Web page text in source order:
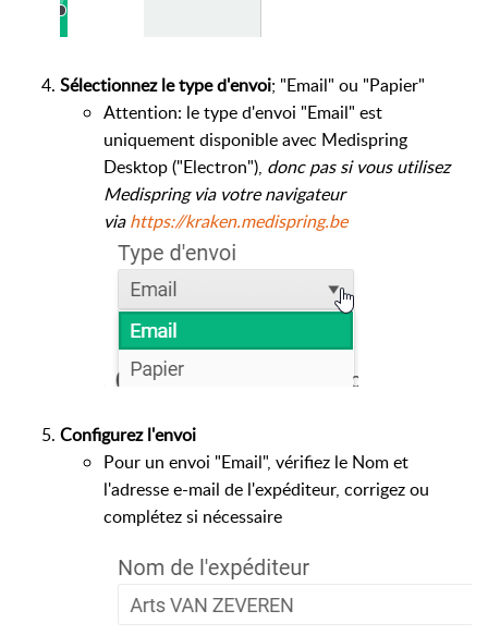
Sélectionnez le type d'envoi; "Email" ou "Papier"
Attention: le type d'envoi "Email" est
uniquement disponible avec Medispring
Desktop ("Electron"), donc pas si vous utilisez
Medispring via votre navigateur
viahttps://kraken.medispring.be
Configurez l'envoi
Pour un envoi "Email", vérifiez le Nom et
l'adresse e-mail de l'expéditeur, corrigez ou
complétez si nécessaire